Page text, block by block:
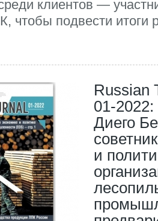
клиентов —
чтобы подвести итоги
Russian
01-
Диего
и